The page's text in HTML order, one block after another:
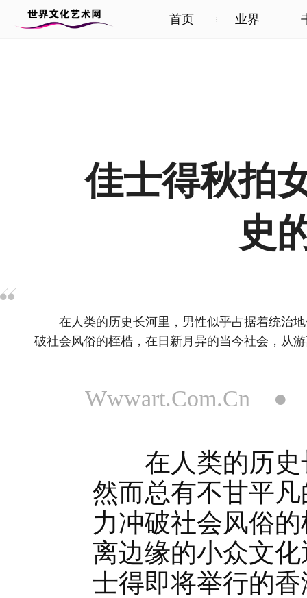
首页 业界
佳士得秋拍
史
在人类的历史长河里，男性似乎占据着统治地
破社会风俗的桎梏，在日新月异的当今社会，从
Wwwart.Com.Cn
在人类的历史
然而总有不甘平
力冲破社会风俗
离边缘的小众文
士得即将举行的